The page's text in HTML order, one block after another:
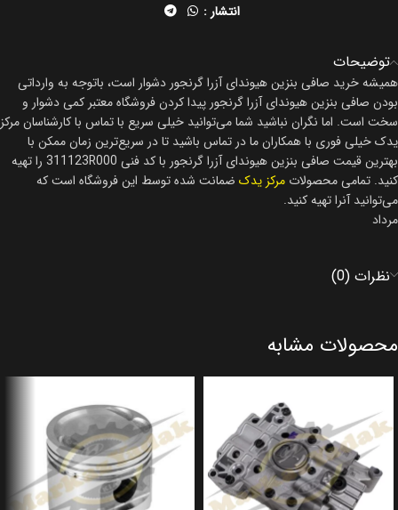
انتشار :
توضیحات
همیشه خرید صافی بنزین هیوندای آزرا گرنجور دشوار است، باتوجه به وارداتی
بودن صافی بنزین هیوندای آزرا گرنجور پیدا کردن فروشگاه معتبر کمی دشوار و
سخت است. اما نگران نباشید شما می‌توانید خیلی سریع با تماس با کارشناسان مرکز
یدک خیلی فوری با همکاران ما در تماس باشید تا در سریع‌ترین زمان ممکن با
بهترین قیمت صافی بنزین هیوندای آزرا گرنجور با کد فنی 311123R000 را تهیه
کنید. تمامی محصولات مرکز یدک ضمانت شده توسط این فروشگاه است که
می‌توانید آنرا تهیه کنید.
مرداد
نظرات (0)
محصولات مشابه